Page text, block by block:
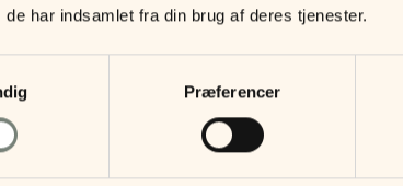
har indsamlet fra din brug af deres tjenester.
Præferencer